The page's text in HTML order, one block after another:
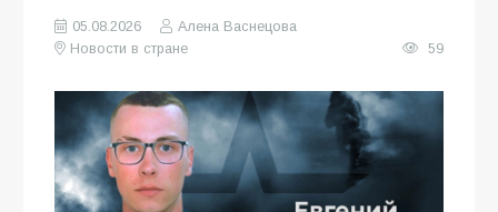
05.08.2026
Алена Васнецова
Новости в стране
59